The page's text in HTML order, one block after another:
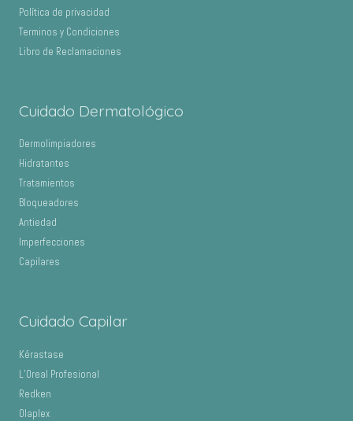
Política de privacidad
Terminos y Condiciones
Libro de Reclamaciones
Cuidado Dermatológico
Dermolimpiadores
Hidratantes
Tratamientos
Bloqueadores
Antiedad
Imperfecciones
Capilares
Cuidado Capilar
Kérastase
L’Oreal Profesional
Redken
Olaplex